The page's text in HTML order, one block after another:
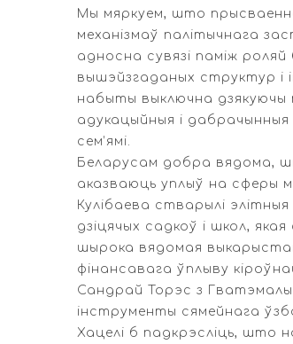
Мы мяркуем, што
механізмаў палітычнага
адносна сувязі паміж
вышэйзгаданых структур і
набыты выключна дзякуючы
адукацыйныя і
сем’ямі.
Беларусам добра вядома,
аказваюць уплыў на сферы
Кулібаева стварылі
дзіцячых садкоў і школ,
шырока вядомая
фінансавага ўплыву
Сандрай Торэс з Гватэмалы,
інструменты сямейнага
Хацелі б падкрэсліць, што